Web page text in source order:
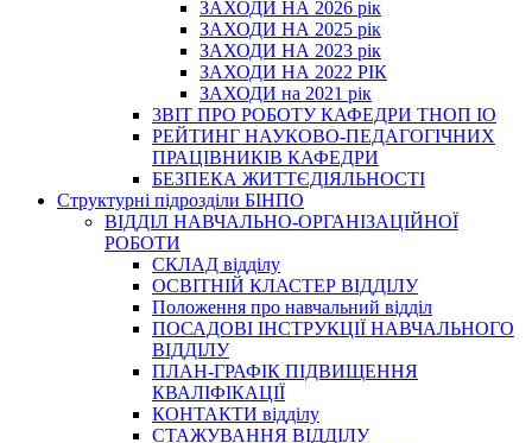
ЗАХОДИ НА 2026 рік
ЗАХОДИ НА 2025 рік
ЗАХОДИ НА 2023 рік
ЗАХОДИ НА 2022 РІК
ЗАХОДИ на 2021 рік
3BIT ПРО РОБОТУ КАФЕДРИ ТНОП ІО
РЕЙТИНГ НАУКОВО-ПЕДАГОГІЧНИХ
ПРАЦІВНИКІВ КАФЕДРИ
БЕЗПЕКА ЖИТТЄДІЯЛЬНОСТІ
Структурні підрозділи БІНПО
ВІДДІЛ НАВЧАЛЬНО-ОРГАНІЗАЦІЙНОЇ
РОБОТИ
СКЛАД відділу
ОСВІТНІЙ КЛАСТЕР ВІДДІЛУ
Положення про навчальний вiддiл
ПОСАДОВІ ІНСТРУКЦІЇ НАВЧАЛЬНОГО
ВІДДІЛУ
ПЛАН-ГРАФІК ПІДВИЩЕННЯ
КВАЛІФІКАЦІЇ
КОНТАКТИ відділу
СТАЖУВАННЯ ВІДДІЛУ